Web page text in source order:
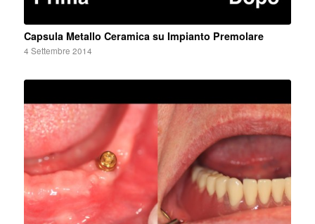
Capsula Metallo Ceramica su Impianto Premolare
4 Settembre 2014